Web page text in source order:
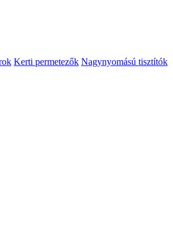
Kerti permetezők Nagynyomású tisztítók